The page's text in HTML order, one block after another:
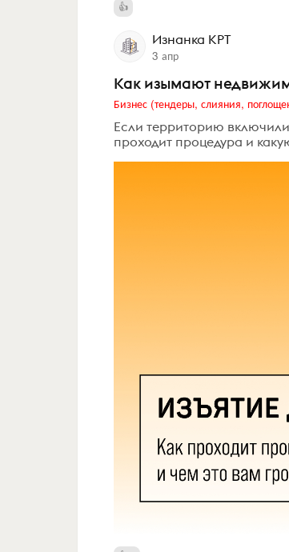
Изнанка КРТ
3 апр
Как изымают
Бизнес (тендеры, слияния,
Если территорию включили
проходит процедура и